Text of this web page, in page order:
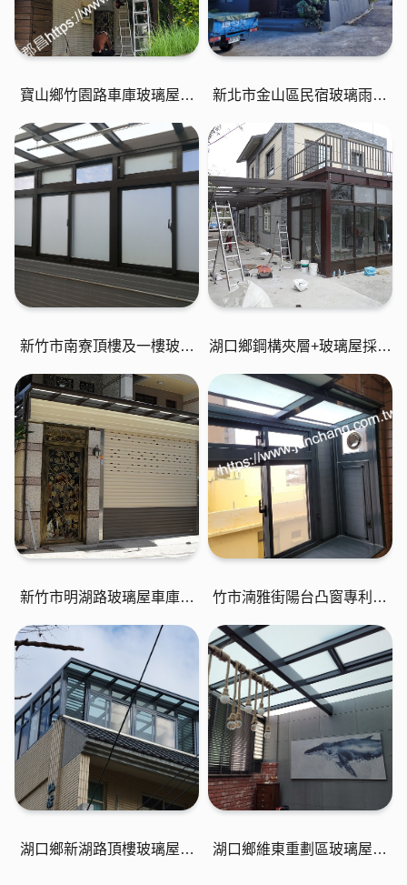
寶山鄉竹園路車庫玻璃屋工
新北市金山區民宿玻璃雨遮
新竹市南寮頂樓及一樓玻璃
湖口鄉鋼構夾層+玻璃屋採光
新竹市明湖路玻璃屋車庫工
竹市湳雅街陽台凸窗專利活
湖口鄉新湖路頂樓玻璃屋採
湖口鄉維東重劃區玻璃屋採